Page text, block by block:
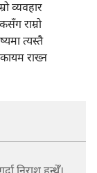
व्यवहार
राम्रो
त्यस्तै
राख्न